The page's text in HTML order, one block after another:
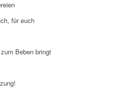
für euch
Beben bringt